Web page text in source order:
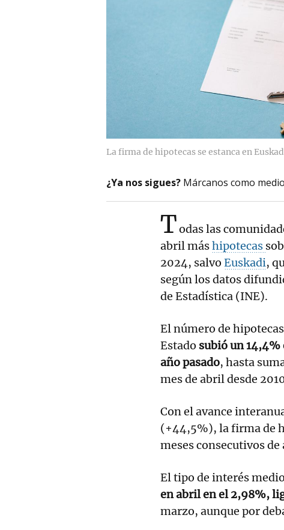
La firma de hipotecas se estanca en
¿Ya nos sigues? Márcanos como
Todas las
abril máshipotecas
2024, salvo Euskadi,
según los datos
de Estadística (INE).
El número de
Estado subió un
año pasado, hasta
mes de abril desde
Con el avance
(+44,5%), la firma de
meses consecutivos de
El tipo de interés
en abril en el 2,98%,
marzo, aunque por